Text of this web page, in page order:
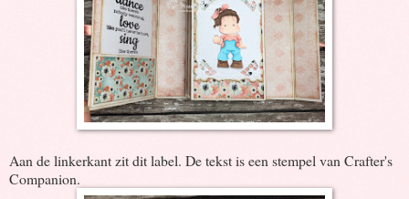
Aan de linkerkant zit dit label. De tekst is een stempel van Crafter's
Companion.